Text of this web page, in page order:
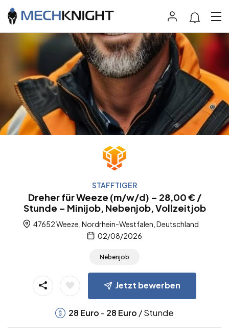
STAFFTIGER
Dreher für Weeze (m/w/d) – 28,00 € /
Stunde – Minijob, Nebenjob, Vollzeitjob
47652 Weeze, Nordrhein-Westfalen, Deutschland
02/08/2026
Nebenjob
Jetzt bewerben
28 Euro - 28 Euro / Stunde